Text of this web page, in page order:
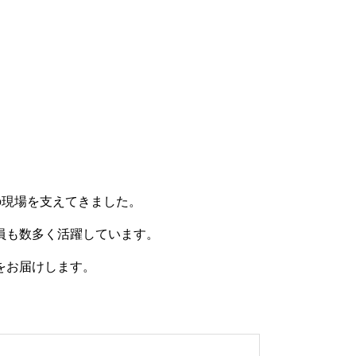
場を支えてきました。
数多く活躍しています。
届けします。